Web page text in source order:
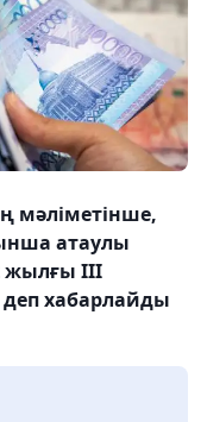
мәліметінше,
атаулы
жылғы IІI
деп хабарлайды